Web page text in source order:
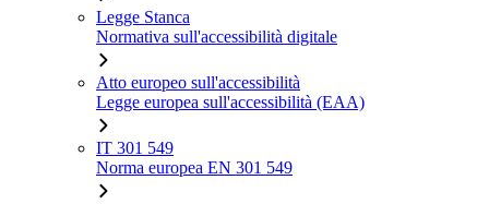
Legge Stanca
Normativa sull'accessibilità digitale
Atto europeo sull'accessibilità
Legge europea sull'accessibilità (EAA)
IT 301 549
Norma europea EN 301 549